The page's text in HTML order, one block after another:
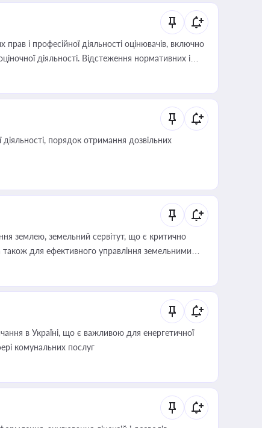
і професійної діяльності оцінювачів, включно
діяльності. Відстеження нормативних і
або бухгалтера під час оподаткування,
суб'єктів оціночної діяльності
порядок отримання дозвільних
землею, земельний сервітут, що є критично
для ефективного управління земельними
в Україні, що є важливою для енергетичної
комунальних послуг